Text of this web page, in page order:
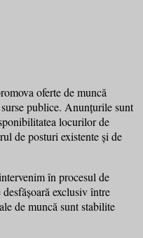
oferte de muncă
publice. Anunțurile sunt
locurilor de
de posturi existente și de
în procesul de
exclusiv între
de muncă sunt stabilite